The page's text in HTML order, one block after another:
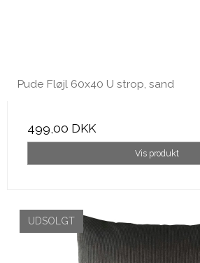
Pude Fløjl 60x40 U strop, sand
499,00 DKK
Vis produkt
UDSOLGT